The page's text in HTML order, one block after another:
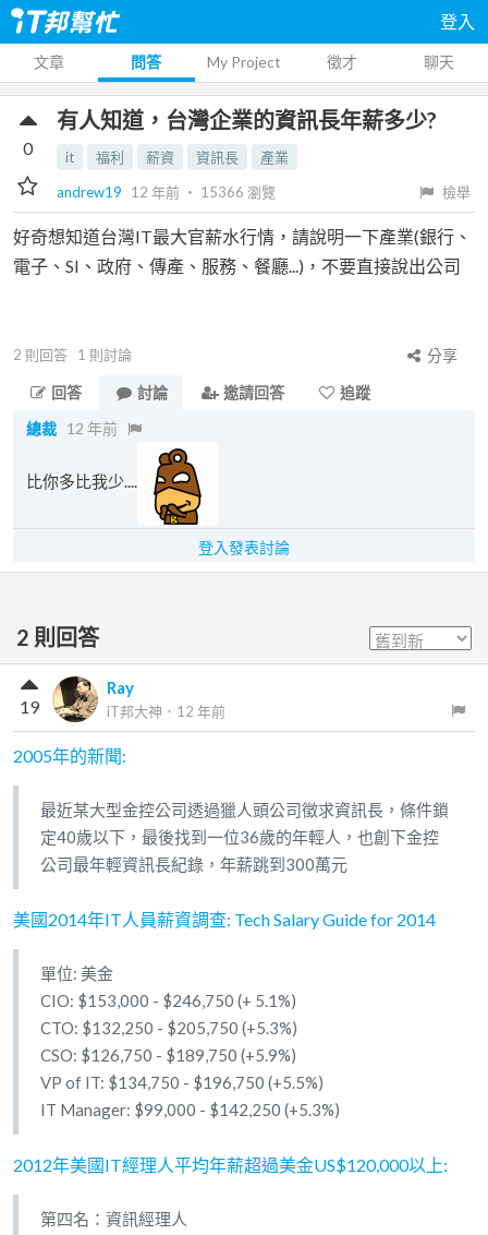
登入
文章 問答 My Project 徵才 聊天
有人知道，台灣企業的資訊長年薪多少?
it 福利 薪資 資訊長
產業
andrew19
12 年前 ‧ 15366 瀏覽 檢舉
0
好奇想知道台灣IT最大官薪水行情，請說明一下產業(銀行、
電子、SI、政府、傳產、服務、餐廳...)，不要直接說出公司
2 則回答 1 則討論
分享
回答
討論 邀請回答
追蹤
總裁 12 年前
比你多比我少....
登入發表討論
2 則回答
Ray
iT邦大神 ． 12 年前
19
2005年的新聞:
最近某大型金控公司透過獵人頭公司徵求資訊長，條件鎖
定40歲以下，最後找到一位36歲的年輕人，也創下金控
公司最年輕資訊長紀錄，年薪跳到300萬元
美國2014年IT人員薪資調查: Tech Salary Guide for 2014
單位: 美金
CIO: $153,000 - $246,750 (+ 5.1%)
CTO: $132,250 - $205,750 (+5.3%)
CSO: $126,750 - $189,750 (+5.9%)
VP of IT: $134,750 - $196,750 (+5.5%)
IT Manager: $99,000 - $142,250 (+5.3%)
2012年美國IT經理人平均年薪超過美金US$120,000以上:
第四名：資訊經理人